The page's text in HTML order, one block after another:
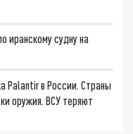
иранскому судну на
Palantir в России. Страны
оружия. ВСУ теряют